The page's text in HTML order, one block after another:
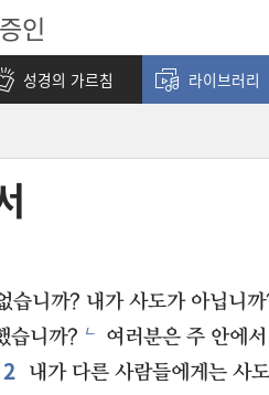
인
성경의 가르침 라이브러리
습니까? 내가 사도가 아닙니까
습니까? ㄴ 여러분은 주 안에
2
내가 다른 사람들에게는 사